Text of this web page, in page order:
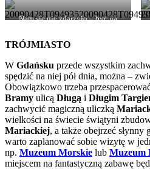
Nam się nie zdarzyło – być na
TRÓJMIASTO
W Gdańsku przede wszystkim
spędzić na niej pół dnia, można –
Obowiązkowo trzeba
Bramy ulicą Długą i Długim
zachwycić magiczną uliczką
wielkości na świecie świątyni
Mariackiej, a także obejrzeć słynny
warto zaplanować sobie wizytę w
np. Muzeum Morskie lub Muzeum
miejscem na fantastyczną zabawę